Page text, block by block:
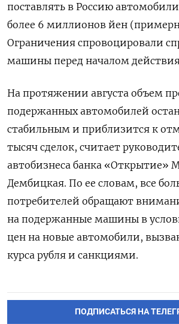
поставлять в Россию
более 6 миллионов йен
Ограничения спровоцировали
машины перед началом действия
На протяжении августа объем
подержанных автомобилей
стабильным и приблизится к
тысяч сделок, считает
автобизнеса банка «Открытие»
Дембицкая. По ее словам, все
потребителей обращают
на подержанные машины в
цен на новые автомобили,
курса рубля и санкциями.
ПОДПИСАТЬСЯ НА